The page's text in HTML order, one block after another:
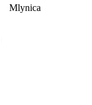
Mlynica